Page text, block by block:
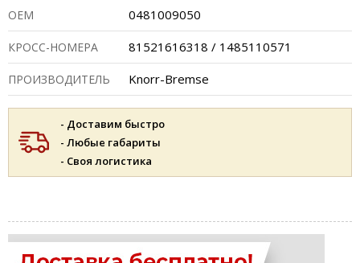
ОЕМ 0481009050
КРОСС-НОМЕРА 81521616318 / 1485110571
ПРОИЗВОДИТЕЛЬ Knorr-Bremse
- Доставим быстро
- Любые габариты
- Своя логистика